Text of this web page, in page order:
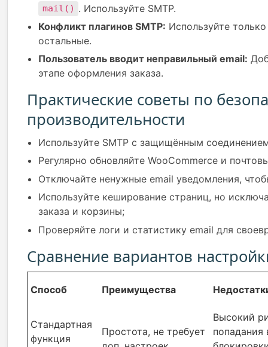
mail() . Используйте SMTP.
Конфликт плагинов SMTP: Используйте
остальные.
Пользователь вводит неправильный email:
этапе оформления заказа.
Практические советы по
производительности
Используйте SMTP с защищённым
Регулярно обновляйте WooCommerce и
Отключайте ненужные email уведомления,
Используйте кеширование страниц, но
заказа и корзины;
Проверяйте логи и статистику email для
Сравнение вариантов
Способ Преимущества
Стандартная
функция
Простота, не требует
Высокий
попадания